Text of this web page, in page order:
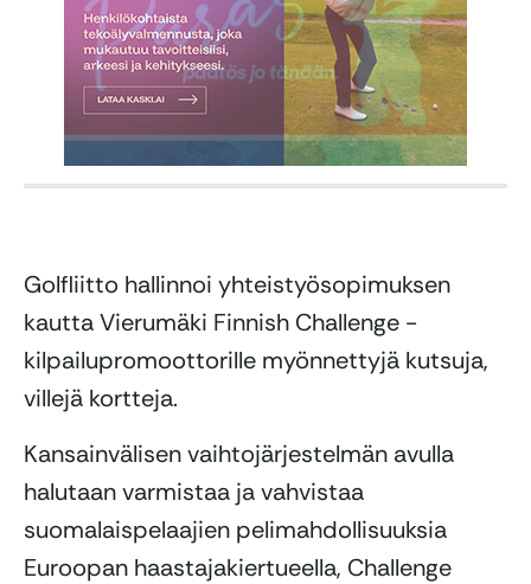
Golfliitto hallinnoi yhteistyösopimuksen
kautta Vierumäki Finnish Challenge -
kilpailupromoottorille myönnettyjä kutsuja,
villejä kortteja.
Kansainvälisen vaihtojärjestelmän avulla
halutaan varmistaa ja vahvistaa
suomalaispelaajien pelimahdollisuuksia
Euroopan haastajakiertueella, Challenge